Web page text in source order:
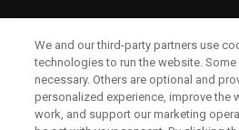
RECHTLICHES-
We and our third-party partners use
technologies to run the website.
necessary. Others are optional and
personalized experience, improve the
work, and support our marketing